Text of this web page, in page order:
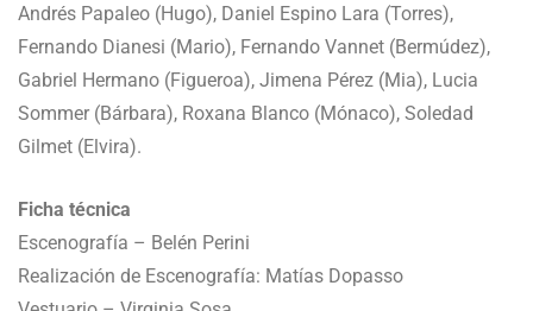
Andrés Papaleo (Hugo), Daniel Espino Lara (Torres),
Fernando Dianesi (Mario), Fernando Vannet (Bermúdez),
Gabriel Hermano (Figueroa), Jimena Pérez (Mia), Lucia
Sommer (Bárbara), Roxana Blanco (Mónaco), Soledad
Gilmet (Elvira).
Ficha técnica
Escenografía – Belén Perini
Realización de Escenografía: Matías Dopasso